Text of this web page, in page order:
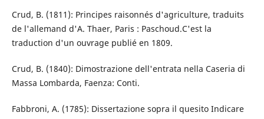
Crud, B. (1811): Principes raisonnés d'agriculture, traduits
de l'allemand d'A. Thaer, Paris : Paschoud.C'est la
traduction d'un ouvrage publié en 1809.
Crud, B. (1840): Dimostrazione dell'entrata nella Caseria di
Massa Lombarda, Faenza: Conti.
Fabbroni, A. (1785): Dissertazione sopra il quesito Indicare